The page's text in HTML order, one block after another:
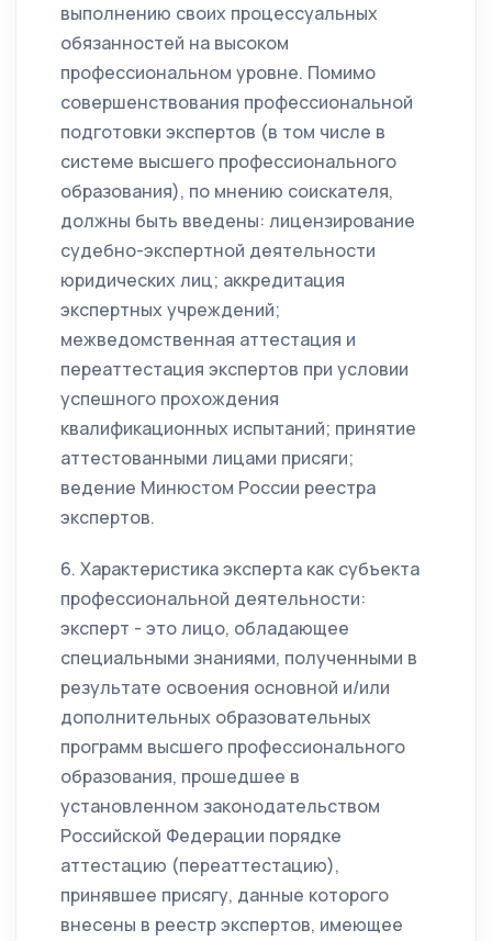
выполнению своих процессуальных
обязанностей на высоком
профессиональном уровне. Помимо
совершенствования профессиональной
подготовки экспертов (в том числе в
системе высшего профессионального
образования), по мнению соискателя,
должны быть введены: лицензирование
судебно-экспертной деятельности
юридических лиц; аккредитация
экспертных учреждений;
межведомственная аттестация и
переаттестация экспертов при условии
успешного прохождения
квалификационных испытаний; принятие
аттестованными лицами присяги;
ведение Минюстом России реестра
экспертов.
6. Характеристика эксперта как субъекта
профессиональной деятельности:
эксперт - это лицо, обладающее
специальными знаниями, полученными в
результате освоения основной и/или
дополнительных образовательных
программ высшего профессионального
образования, прошедшее в
установленном законодательством
Российской Федерации порядке
аттестацию (переаттестацию),
принявшее присягу, данные которого
внесены в реестр экспертов, имеющее